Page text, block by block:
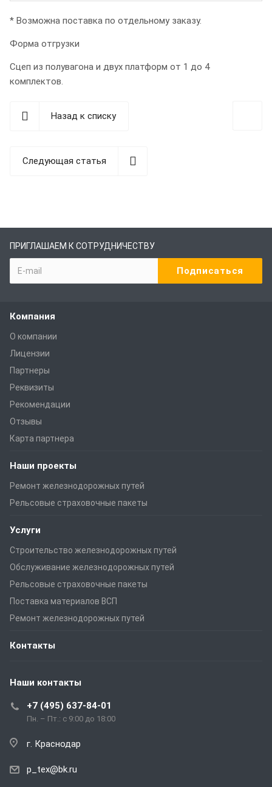
* Возможна поставка по отдельному заказу.
Форма отгрузки
Сцеп из полувагона и двух платформ от 1 до 4
комплектов.
Назад к списку
Следующая статья
ПРИГЛАШАЕМ К СОТРУДНИЧЕСТВУ
Компания
О компании
Лицензии
Партнеры
Реквизиты
Рекомендации
Отзывы
Карта партнера
Наши проекты
Ремонт железнодорожных путей
Рельсовые страховочные пакеты
Услуги
Строительство железнодорожных путей
Обслуживание железнодорожных путей
Рельсовые страховочные пакеты
Поставка материалов ВСП
Ремонт железнодорожных путей
Контакты
Наши контакты
+7 (495) 637-84-01
Пн. – Пт.: с 9:00 до 18:00
г. Краснодар
p_tex@bk.ru